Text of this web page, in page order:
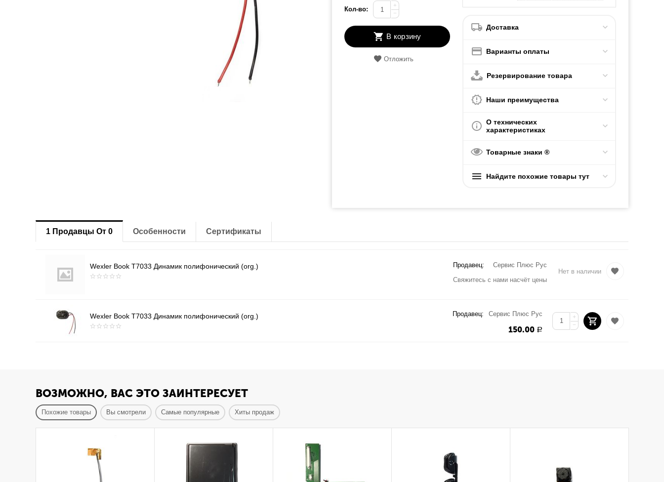
Кол-во:
+
−
В корзину
Отложить
Доставка
Варианты оплаты
Резервирование товара
Наши преимущества
О технических
характеристиках
Товарные знаки ®
Найдите похожие товары тут
1 Продавцы От 0 Особенности Сертификаты
Wexler Book T7033 Динамик полифонический (org.) Продавец:
Сервис Плюс Рус
Свяжитесь с нами насчёт цены
Нет в наличии
Wexler Book T7033 Динамик полифонический (org.) Продавец: Сервис Плюс Рус
150.00 Р
+
−
ВОЗМОЖНО, ВАС ЭТО ЗАИНТЕРЕСУЕТ
Похожие товары Вы смотрели Самые популярные Хиты продаж